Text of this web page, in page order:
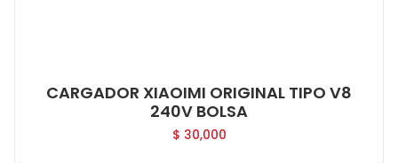
CARGADOR XIAOIMI ORIGINAL TIPO V8
240V BOLSA
$ 30,000